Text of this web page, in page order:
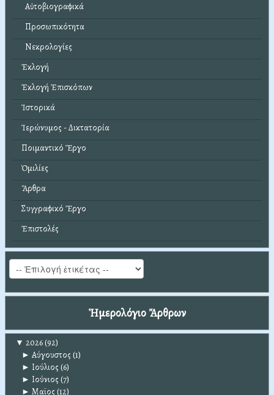
Αὐτοβιογραφικά
Προσωπικότητα
Νεκρολογίες
Ἐκλογή
Ἐκλογή Ἐπισκόπων
Ἱστορικά
Ἱερώνυμος - Δικτατορία
Ποιμαντικό Ἔργο
Ὁμιλίες
Ἄρθρα
Συγγραφικό Ἔργο
Ἐπιστολές
Ἡμερολόγιο Ἄρθρων
▼ 2026(92)
► Αύγουστος (1)
► Ιούλιος (6)
► Ιούνιος (7)
► Μαϊος (12)